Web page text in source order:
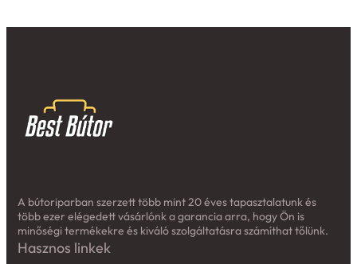
A bútoriparban szerzett több mint 20 éves tapasztalatunk és
több ezer elégedett vásárlónk a garancia arra, hogy Ön is
minőségi termékekre és kiváló szolgáltatásra számíthat tőlünk.
Hasznos linkek